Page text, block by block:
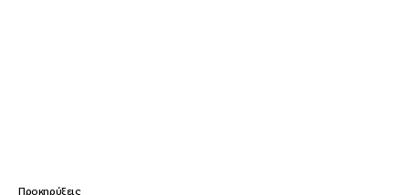
Προκηρύξεις